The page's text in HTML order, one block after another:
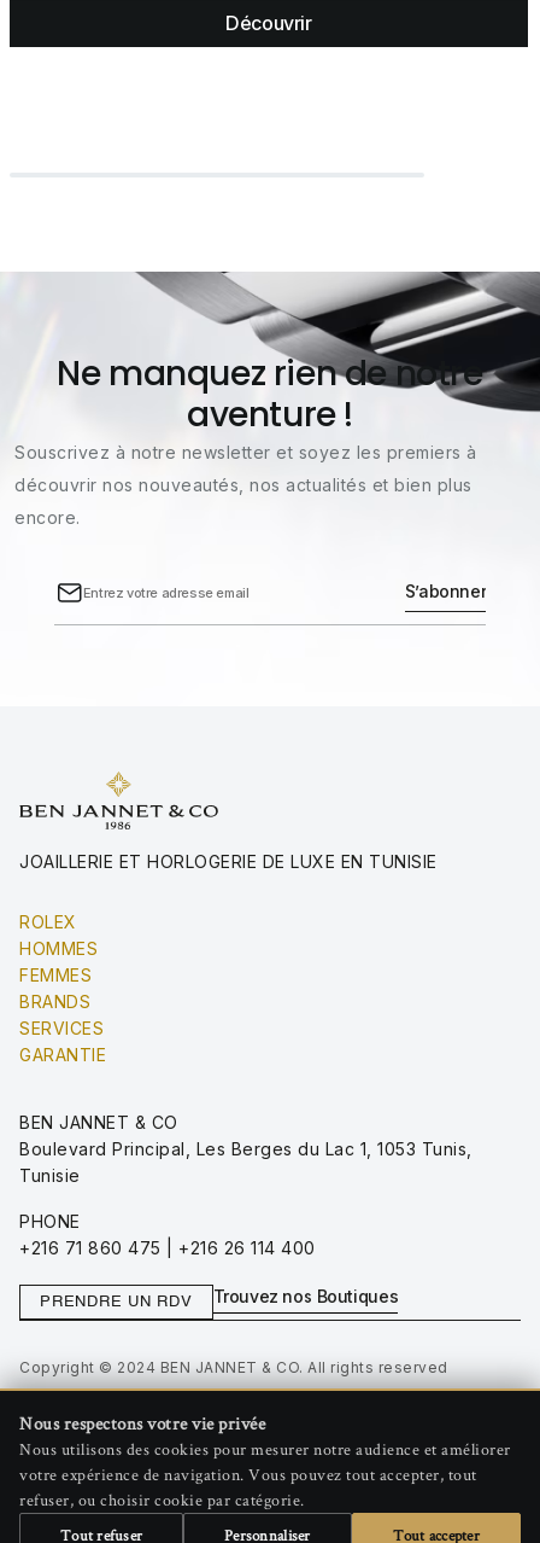
Nous respectons votre vie privée
Nous utilisons des cookies pour mesurer notre audience et améliorer
votre expérience de navigation. Vous pouvez tout accepter, tout
refuser, ou choisir cookie par catégorie.
Tout refuser Personnaliser Tout accepter
Découvrir
Ne manquez rien de notre
aventure !
Souscrivez à notre newsletter et soyez les premiers à
découvrir nos nouveautés, nos actualités et bien plus
encore.
JOAILLERIE ET HORLOGERIE DE LUXE EN TUNISIE
ROLEX
HOMMES
FEMMES
BRANDS
SERVICES
GARANTIE
BEN JANNET & CO
Boulevard Principal, Les Berges du Lac 1, 1053 Tunis,
Tunisie
PHONE
+216 71 860 475 | +216 26 114 400
PRENDRE UN RDV Trouvez nos Boutiques
Copyright © 2024 BEN JANNET & CO. All rights reserved
Terms of Use
Gérer les cookies